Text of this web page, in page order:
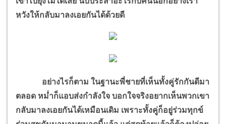
หวังให้กลับมาลงเอยกันได้ด้วยดี
อย่างไรก็ตาม ในฐานะพี่ชายที่เห็นทั้งคู่รักกันดีมา
ตลอด หม่ำก็แอบส่งกำลังใจ บอกใจจริงอยากเห็นพวกเขา
กลับมาลงเอยกันได้เหมือนเดิม เพราะทั้งคู่ก็อยู่ร่วมทุกข์